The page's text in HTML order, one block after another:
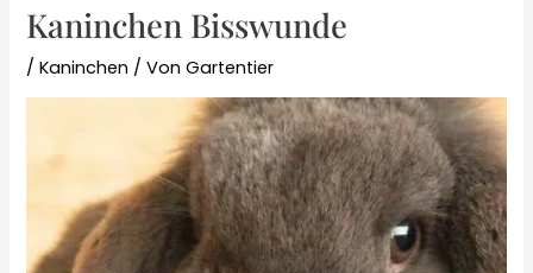
Kaninchen Bisswunde
/Kaninchen / VonGartentier